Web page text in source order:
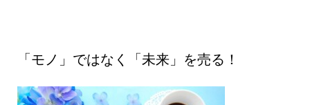
「モノ」ではなく「未来」を売る！